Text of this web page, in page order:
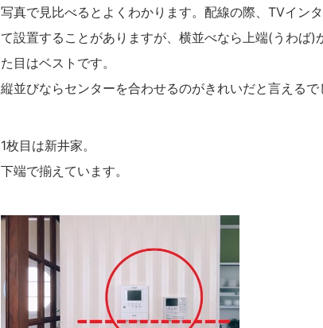
写真で見比べるとよくわかります。配線の際、TVイン
て設置することがありますが、横並べなら上端(うわば)
た目はベストです。
縦並びならセンターを合わせるのがきれいだと言えるで
1枚目は新井家。
下端で揃えています。